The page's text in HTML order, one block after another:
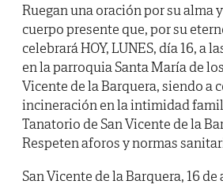
Ruegan una oración por su alma
cuerpo presente que, por su
celebrará HOY, LUNES, día 16, a
en la parroquia Santa María de
Vicente de la Barquera, siendo a
incineración en la intimidad
Tanatorio de San Vicente de la
Respeten aforos y normas
San Vicente de la Barquera, 16 de